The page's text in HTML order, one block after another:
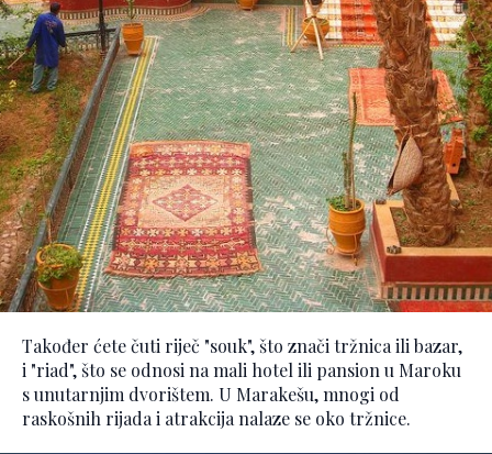
Također ćete čuti riječ "souk", što znači tržnica ili bazar,
i "riad", što se odnosi na mali hotel ili pansion u Maroku
s unutarnjim dvorištem. U Marakešu, mnogi od
raskošnih rijada i atrakcija nalaze se oko tržnice.